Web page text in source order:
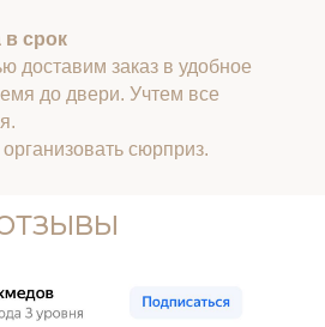
в срок
доставим заказ в удобное
до двери. Учтем все
сюрприз.